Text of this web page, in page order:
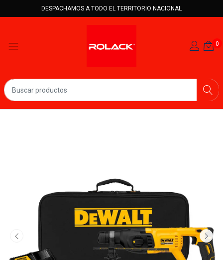
DESPACHAMOS A TODO EL TERRITORIO NACIONAL
0